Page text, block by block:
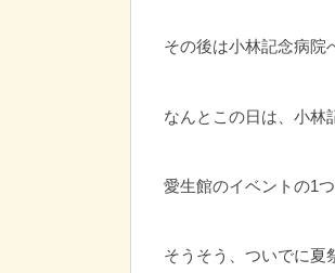
その後は小林記念病院
なんとこの日は、小林
愛生館のイベントの1
そうそう、ついでに夏